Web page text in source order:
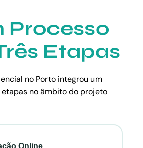
Processo
Etapas
no Porto integrou um
no âmbito do projeto
Online